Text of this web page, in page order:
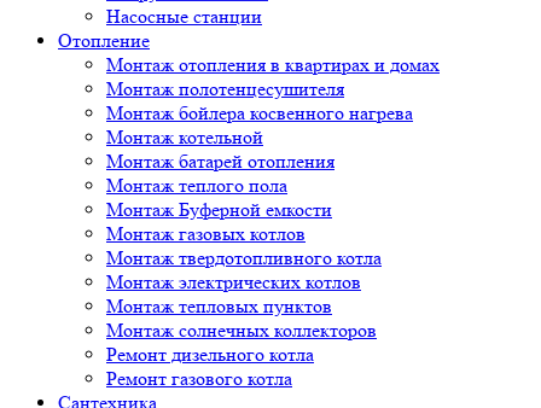
Насосные станции
Отопление
Монтаж отопления в квартирах и домах
Монтаж полотенцесушителя
Монтаж бойлера косвенного нагрева
Монтаж котельной
Монтаж батарей отопления
Монтаж теплого пола
Монтаж Буферной емкости
Монтаж газовых котлов
Монтаж твердотопливного котла
Монтаж электрических котлов
Монтаж тепловых пунктов
Монтаж солнечных коллекторов
Ремонт дизельного котла
Ремонт газового котла
Cантехника